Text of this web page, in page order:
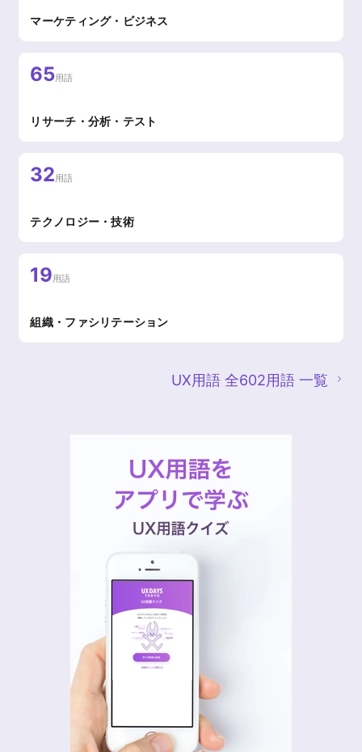
マーケティング・ビジネス
65用語
リサーチ・分析・テスト
32用語
テクノロジー・技術
19用語
組織・ファシリテーション
UX用語 全602用語 一覧